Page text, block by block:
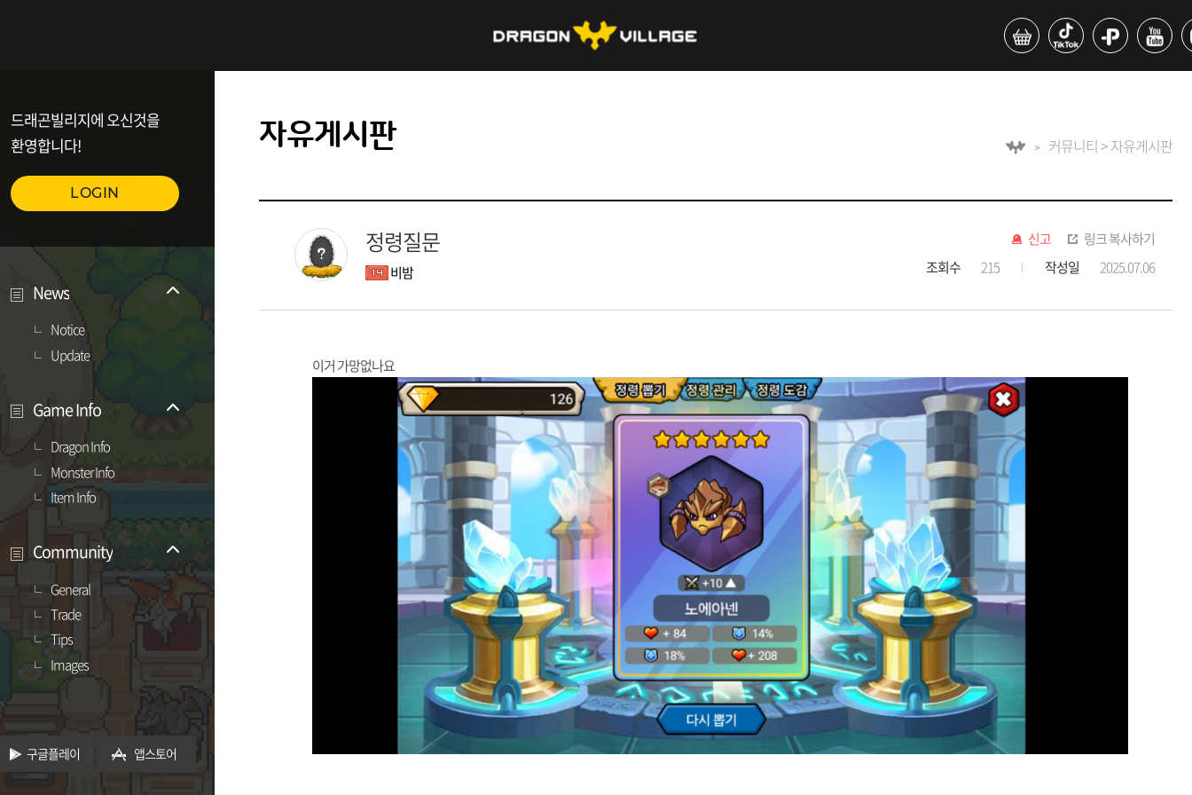
드래곤빌리지에 오신것을
환영합니다!
LOGIN
News
Notice
Update
Game Info
Dragon Info
Monster Info
Item Info
Community
General
Trade
Tips
Images
구글플레이 앱스토어
자유게시판 커뮤니티 > 자유게시판
정령질문
비밤
신고
링크 복사하기
조회수
215 작성일 2025.07.06
이거 가망없나요